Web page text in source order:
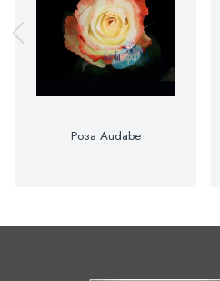
Роза Audabe